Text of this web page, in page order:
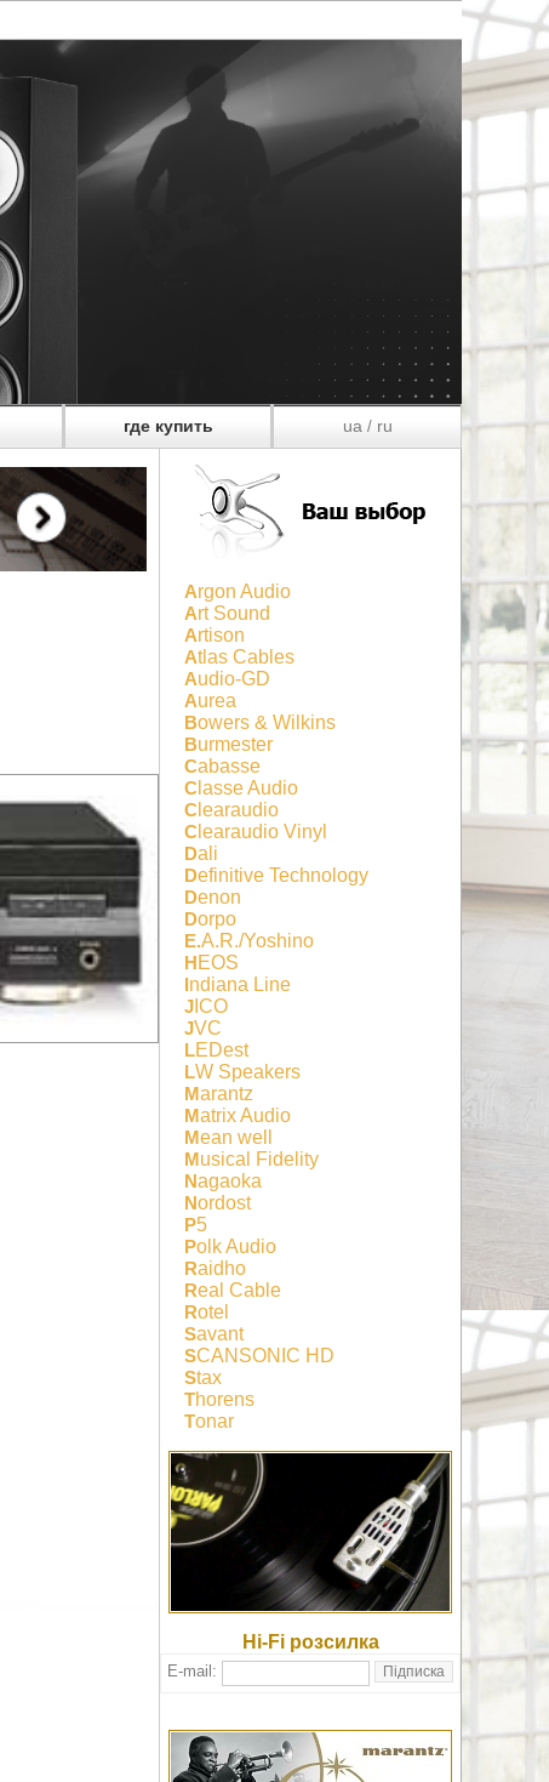
где купить ua/ ru
Argon Audio
Art Sound
Artison
Atlas Cables
Audio-GD
Aurea
Bowers & Wilkins
Burmester
Cabasse
Classe Audio
Clearaudio
Clearaudio Vinyl
Dali
Definitive Technology
Denon
Dorpo
E.A.R./Yoshino
HEOS
Indiana Line
JICO
JVC
LEDest
LW Speakers
Marantz
Matrix Audio
Mean well
Musical Fidelity
Nagaoka
Nordost
P5
Polk Audio
Raidho
Real Cable
Rotel
Savant
SCANSONIC HD
Stax
Thorens
Tonar
Hi-Fi розсилка
E-mail: